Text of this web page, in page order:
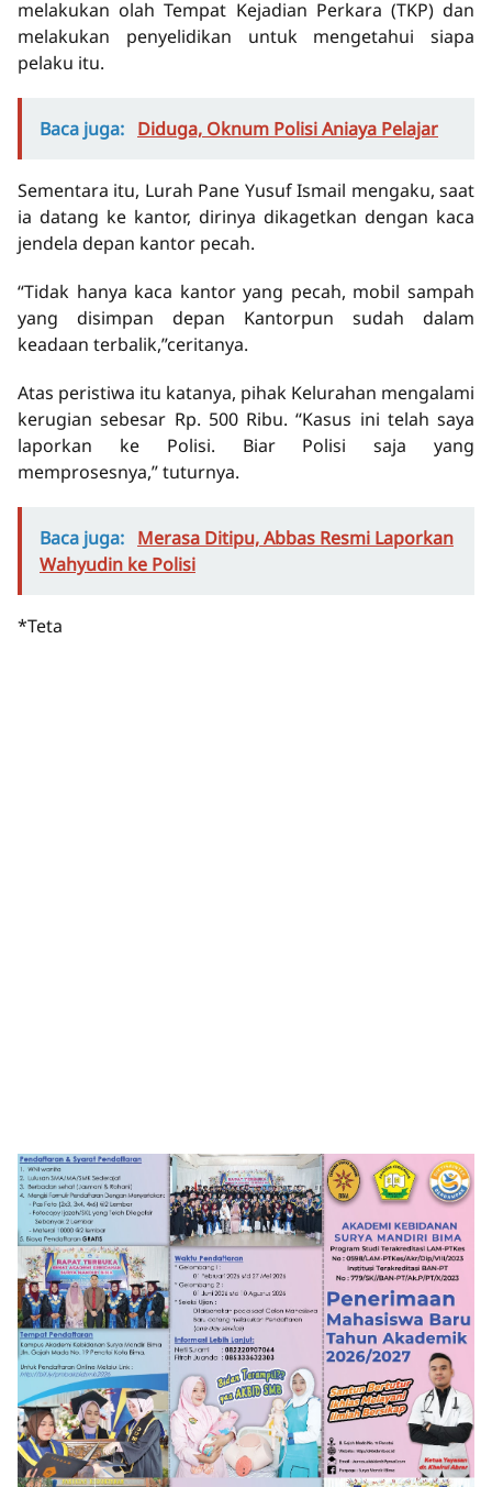
melakukan olah Tempat Kejadian Perkara (TKP) dan
melakukan penyelidikan untuk mengetahui siapa
pelaku itu.
Baca juga: Diduga, Oknum Polisi Aniaya Pelajar
Sementara itu, Lurah Pane Yusuf Ismail mengaku, saat
ia datang ke kantor, dirinya dikagetkan dengan kaca
jendela depan kantor pecah.
“Tidak hanya kaca kantor yang pecah, mobil sampah
yang disimpan depan Kantorpun sudah dalam
keadaan terbalik,”ceritanya.
Atas peristiwa itu katanya, pihak Kelurahan mengalami
kerugian sebesar Rp. 500 Ribu. “Kasus ini telah saya
laporkan ke Polisi. Biar Polisi saja yang
memprosesnya,” tuturnya.
Baca juga: Merasa Ditipu, Abbas Resmi Laporkan
Wahyudin ke Polisi
*Teta